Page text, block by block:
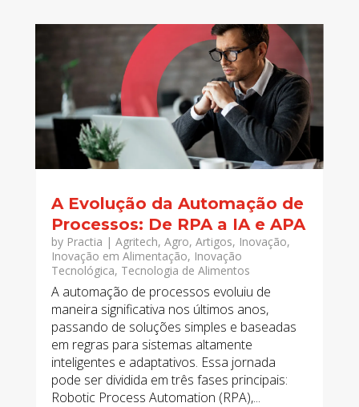
A Evolução da Automação de
Processos: De RPA a IA e APA
by Practia | Agritech, Agro, Artigos, Inovação,
Inovação em Alimentação, Inovação
Tecnológica, Tecnologia de Alimentos
A automação de processos evoluiu de
maneira significativa nos últimos anos,
passando de soluções simples e baseadas
em regras para sistemas altamente
inteligentes e adaptativos. Essa jornada
pode ser dividida em três fases principais:
Robotic Process Automation (RPA),...